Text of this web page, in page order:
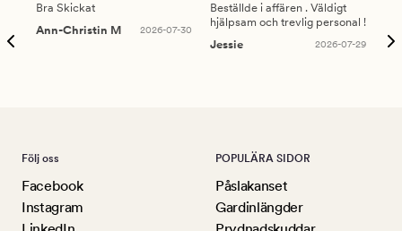
Bra Skickat
Ann-Christin M
2026-07-30
Beställde i affären . Väldigt
hjälpsam och trevlig personal !
Jessie
2026-07-29
Följ oss
Facebook
Instagram
POPULÄRA SIDOR
Påslakanset
Gardinlängder